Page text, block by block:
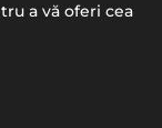
a vă oferi cea